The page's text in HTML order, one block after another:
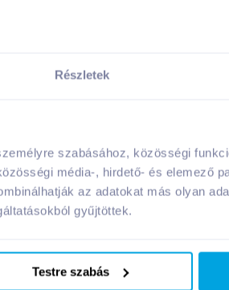
Részletek
szabásához, közösségi
média-, hirdető- és elemező
az adatokat más olyan
gyűjtöttek.
Testre szabás
zselatinmentes! Olyan üzemben
hengerestermék összetevői:
hengeres termék tápanyagai: